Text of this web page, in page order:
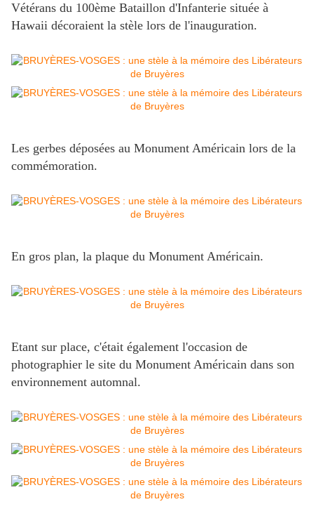
Vétérans du 100ème Bataillon d'Infanterie située à
Hawaii décoraient la stèle lors de l'inauguration.
Les gerbes déposées au Monument Américain lors de la
commémoration.
En gros plan, la plaque du Monument Américain.
Etant sur place, c'était également l'occasion de
photographier le site du Monument Américain dans son
environnement automnal.